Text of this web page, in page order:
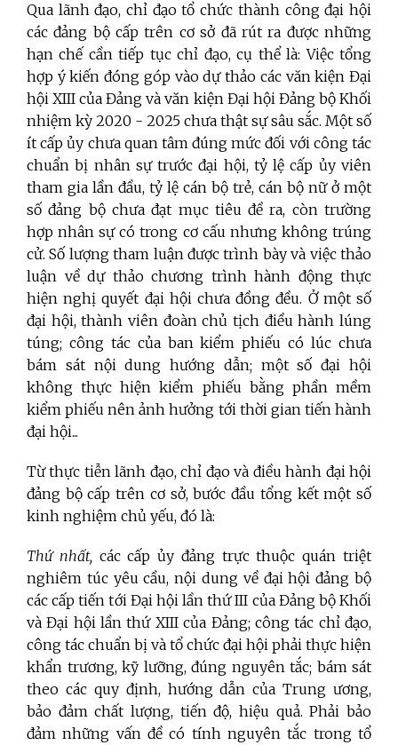
Qua lãnh đạo, chỉ đạo tổ chức thành công đại hội
các đảng bộ cấp trên cơ sở đã rút ra được những
hạn chế cần tiếp tục chỉ đạo, cụ thể là: Việc tổng
hợp ý kiến đóng góp vào dự thảo các văn kiện Đại
hội XIII của Đảng và văn kiện Đại hội Đảng bộ Khối
nhiệm kỳ 2020 - 2025 chưa thật sự sâu sắc. Một số
ít cấp ủy chưa quan tâm đúng mức đối với công tác
chuẩn bị nhân sự trước đại hội, tỷ lệ cấp ủy viên
tham gia lần đầu, tỷ lệ cán bộ trẻ, cán bộ nữ ở một
số đảng bộ chưa đạt mục tiêu đề ra, còn trường
hợp nhân sự có trong cơ cấu nhưng không trúng
cử. Số lượng tham luận được trình bày và việc thảo
luận về dự thảo chương trình hành động thực
hiện nghị quyết đại hội chưa đồng đều. Ở một số
đại hội, thành viên đoàn chủ tịch điều hành lúng
túng; công tác của ban kiểm phiếu có lúc chưa
bám sát nội dung hướng dẫn; một số đại hội
không thực hiện kiểm phiếu bằng phần mềm
kiểm phiếu nên ảnh hưởng tới thời gian tiến hành
đại hội...
Từ thực tiễn lãnh đạo, chỉ đạo và điều hành đại hội
đảng bộ cấp trên cơ sở, bước đầu tổng kết một số
kinh nghiệm chủ yếu, đó là:
Thứ nhất, các cấp ủy đảng trực thuộc quán triệt
nghiêm túc yêu cầu, nội dung về đại hội đảng bộ
các cấp tiến tới Đại hội lần thứ III của Đảng bộ Khối
và Đại hội lần thứ XIII của Đảng; công tác chỉ đạo,
công tác chuẩn bị và tổ chức đại hội phải thực hiện
khẩn trương, kỹ lưỡng, đúng nguyên tắc; bám sát
theo các quy định, hướng dẫn của Trung ương,
bảo đảm chất lượng, tiến độ, hiệu quả. Phải bảo
đảm những vấn đề có tính nguyên tắc trong tổ